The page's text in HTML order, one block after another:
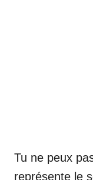
Tu ne peux
représente le